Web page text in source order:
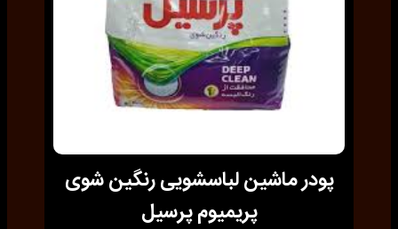
پودر ماشین لباسشویی رنگین شوی
پریمیوم پرسیل